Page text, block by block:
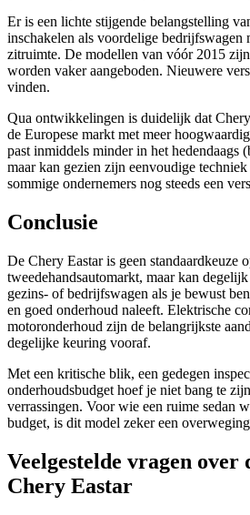
Er is een lichte stijgende belangstelling
inschakelen als voordelige bedrijfswagen
zitruimte. De modellen van vóór 2015
worden vaker aangeboden. Nieuwere
vinden.
Qua ontwikkelingen is duidelijk dat
de Europese markt met meer
past inmiddels minder in het hedendaags
maar kan gezien zijn eenvoudige
sommige ondernemers nog steeds een
Conclusie
De Chery Eastar is geen standaardkeuze
tweedehandsautomarkt, maar kan
gezins- of bedrijfswagen als je bewust
en goed onderhoud naleeft. Elektrische
motoronderhoud zijn de belangrijkste
degelijke keuring vooraf.
Met een kritische blik, een gedegen
onderhoudsbudget hoef je niet bang te
verrassingen. Voor wie een ruime sedan
budget, is dit model zeker een
Veelgestelde vragen over
Chery Eastar